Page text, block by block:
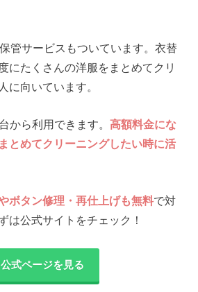
管サービスもついています。衣替
にたくさんの洋服をまとめてクリ
に向いています。
から利用できます。高額料金にな
とめてクリーニングしたい時に活
ボタン修理・再仕上げも無料で対
は公式サイトをチェック！
公式ページを見る